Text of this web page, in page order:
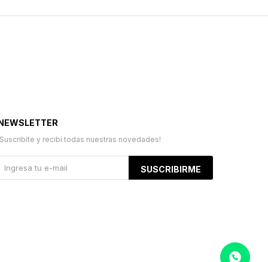
y recibí todas nuestras novedades!
SUSCRIBIRME